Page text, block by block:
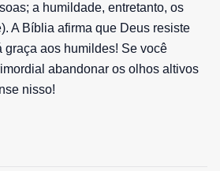
a humildade, entretanto, os
A Bíblia afirma que Deus resiste
graça aos humildes! Se você
abandonar os olhos altivos
nisso!